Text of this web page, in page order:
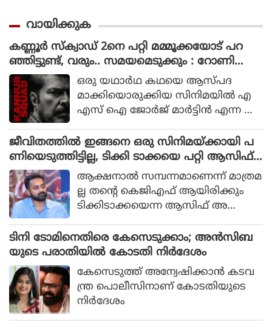
വായിക്കുക
കണ്ണൂർ സ്ക്വാഡ് 2നെ പറ്റി മമ്മൂക്കയോട് പറ
ഞ്ഞിട്ടുണ്ട്, വരും.. സമയമെടുക്കും : റോണി
ഡേവിഡ്
ഒരു യഥാര്‍ഥ കഥയെ ആസ്പദ
മാക്കിയൊരുക്കിയ സിനിമയില്‍ എ
എസ് ഐ ജോര്‍ജ് മാര്‍ട്ടിന്‍ എന്ന ക
ഥാപാത്രമായാണ് മമ്മൂട്ടി എത്തിയത്.
ഒരു കുറ്റവാളിയെ പിടികൂടാനായി ഉ
ത്തരേന്ത്യന്‍ സംസ്ഥാനങ്ങളിലേക്ക്
യാത്ര തിരിക്കുന്ന പോലീസ് സംഘ
ത്തിന്റെ കഥയായിരുന്നു 2023ല്‍ പുറ
ത്തിറങ്ങിയ സിനിമ പറഞ്ഞത്.
ജീവിതത്തിൽ ഇങ്ങനെ ഒരു സിനിമയ്ക്കായി പ
ണിയെടുത്തിട്ടില്ല, ടിക്കി ടാക്കയെ പറ്റി ആസിഫ്
അലി
ആക്ഷനാല്‍ സമ്പന്നമാണെന്ന് മാത്രമ
ല്ല തന്റെ കെജിഎഫ് ആയിരിക്കും
ടിക്കിടാക്കയെന്ന ആസിഫ് അ
ലിയുടെ തുറന്നുപറയലും ഒപ്പം വി എ
സ് രോഹിത്- ആസിഫ് അലി
കൂട്ടുക്കെട്ടിലുള്ള വിശ്വാസവും സിനിമ
യ്ക്ക് വലിയ ഹൈപ്പ് നല്‍കിയിട്ടുണ്ട്.
ടിനി ടോമിനെതിരെ കേസെടുക്കാം; അൻസിബ
യുടെ പരാതിയിൽ കോടതി നിർദേശം
കേസെടുത്ത് അന്വേഷിക്കാൻ കടവ
ന്ത്ര പൊലീസിനാണ് കോടതിയുടെ
നിർദേശം